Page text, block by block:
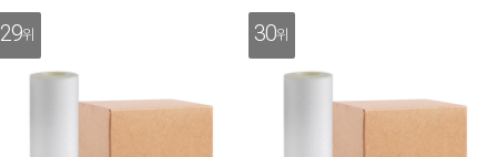
29위 30위